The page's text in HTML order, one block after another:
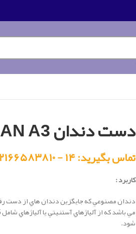
دست دندان BERELIAN A3
تماس بگیرید: ۱۴ - ۰۲۱۶۶۵۸۳۸۱۰
کاربرد :
دندان مصنوعي كه جايگزين دندان هاي از دست
شود.